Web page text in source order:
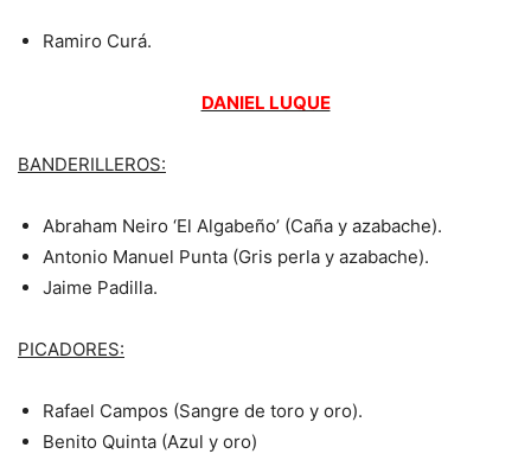
Ramiro Curá.
DANIEL LUQUE
BANDERILLEROS:
Abraham Neiro ‘El Algabeño’ (Caña y azabache).
Antonio Manuel Punta (Gris perla y azabache).
Jaime Padilla.
PICADORES:
Rafael Campos (Sangre de toro y oro).
Benito Quinta (Azul y oro)